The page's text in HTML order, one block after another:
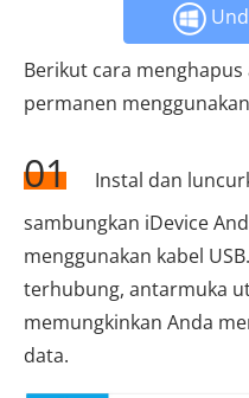
Berikut cara
permanen
01
Instal dan
sambungkan iDevice
menggunakan kabel
terhubung, antarmuka
memungkinkan Anda
data.